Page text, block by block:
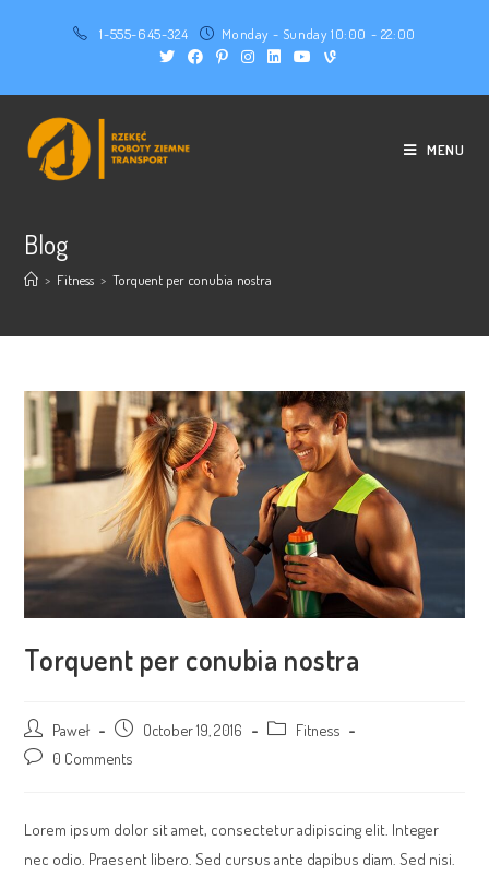
1-555-645-324 Monday - Sunday 10:00 - 22:00
MENU
Blog
> Fitness > Torquent per conubia nostra
Torquent per conubia nostra
Post
author:
Paweł
Post
published:
October 19, 2016
Post Fitness
Post 0 Comments
Lorem ipsum dolor sit amet, consectetur adipiscing elit. Integer
nec odio. Praesent libero. Sed cursus ante dapibus diam. Sed nisi.